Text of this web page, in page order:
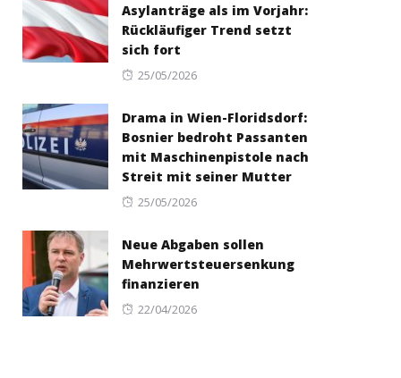
Asylanträge als im Vorjahr:
Rückläufiger Trend setzt
sich fort
Posted
25/05/2026
Drama in Wien-Floridsdorf:
Bosnier bedroht Passanten
mit Maschinenpistole nach
Streit mit seiner Mutter
Posted
25/05/2026
Neue Abgaben sollen
Mehrwertsteuersenkung
finanzieren
Posted
22/04/2026